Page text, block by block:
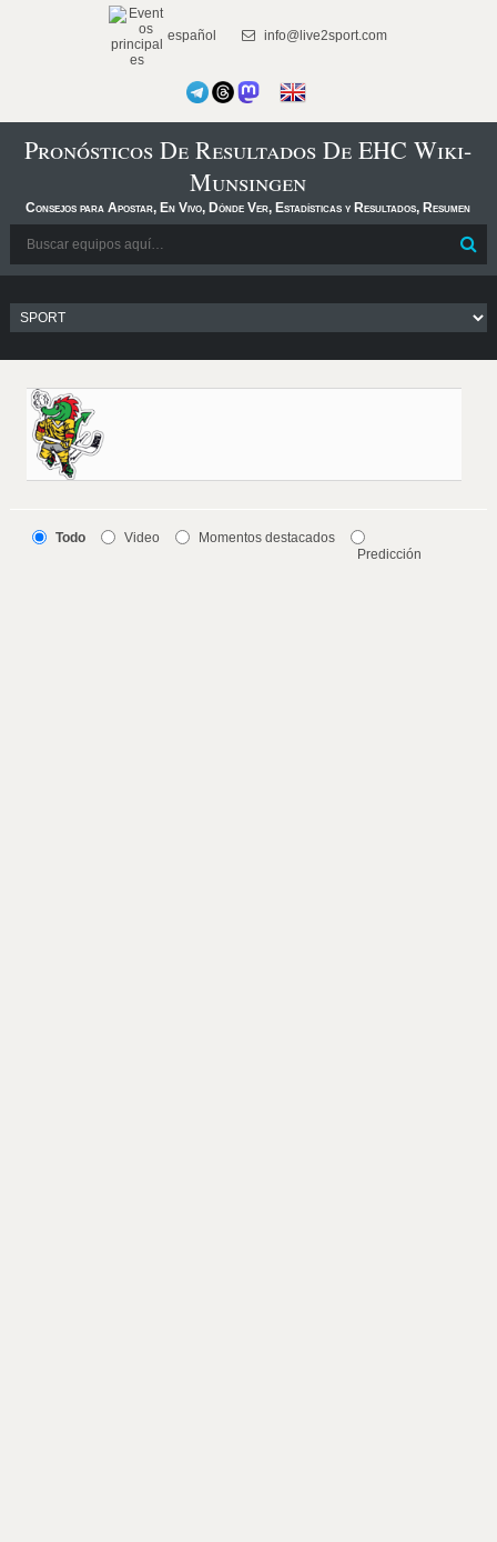
español info@live2sport.com
Pronósticos De Resultados De EHC Wiki-
Munsingen
Consejos para Apostar, En Vivo, Dónde Ver, Estadísticas y Resultados, Resumen
Todo Video
Momentos destacados
Predicción